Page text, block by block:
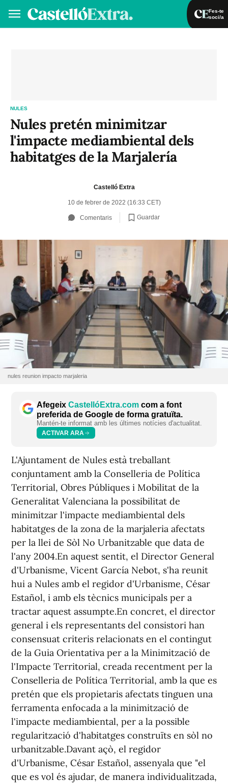
Fes-te
soci/a
NULES
Nules pretén minimitzar
l'impacte mediambiental dels
habitatges de la Marjalería
Castelló Extra
10 de febrer de 2022 (16:33 CET)
Comentaris Guardar
nules reunion impacto marjaleria
Afegeix CastellóExtra.com com a font
preferida de Google de forma gratuïta.
Mantén-te informat amb les últimes notícies d'actualitat.
ACTIVAR ARA
L'Ajuntament de Nules està treballant
conjuntament amb la Conselleria de Política
Territorial, Obres Públiques i Mobilitat de la
Generalitat Valenciana la possibilitat de
minimitzar l'impacte mediambiental dels
habitatges de la zona de la marjaleria afectats
per la llei de Sòl No Urbanitzable que data de
l'any 2004.En aquest sentit, el Director General
d'Urbanisme, Vicent García Nebot, s'ha reunit
hui a Nules amb el regidor d'Urbanisme, César
Estañol, i amb els tècnics municipals per a
tractar aquest assumpte.En concret, el director
general i els representants del consistori han
consensuat criteris relacionats en el contingut
de la Guia Orientativa per a la Minimització de
l'Impacte Territorial, creada recentment per la
Conselleria de Política Territorial, amb la que es
pretén que els propietaris afectats tinguen una
ferramenta enfocada a la minimització de
l'impacte mediambiental, per a la possible
regularització d'habitatges construïts en sòl no
urbanitzable.Davant açò, el regidor
d'Urbanisme, César Estañol, assenyala que "el
que es vol és ajudar, de manera individualitzada,